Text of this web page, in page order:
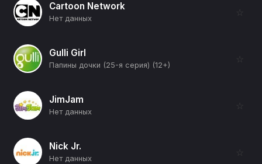
Cartoon Network
Нет данных
☆
Gulli Girl
Папины дочки (25-я серия) (12+)
☆
JimJam
Нет данных
☆
Nick Jr.
Нет данных
☆